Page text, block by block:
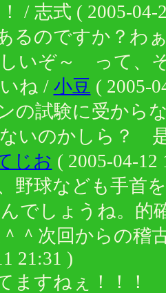
/ 志式 ( 2005-04-
るのですか？
いぞ～ って、
ね / 小豆 ( 2005-
の試験に受から
いのかしら？
じお ( 2005-04-12
野球なども手首
でしょうね。的
＾次回からの稽
21:31 )
ますねぇ！！